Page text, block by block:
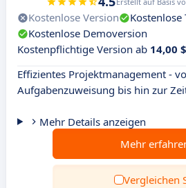
Kostenlose Version
Kostenlose
Kostenlose Demoversion
Kostenpflichtige Version ab 14,00
Effizientes Projektmanagement -
Aufgabenzuweisung bis hin zur
Mehr Details anzeigen
Mehr
Vergleichen